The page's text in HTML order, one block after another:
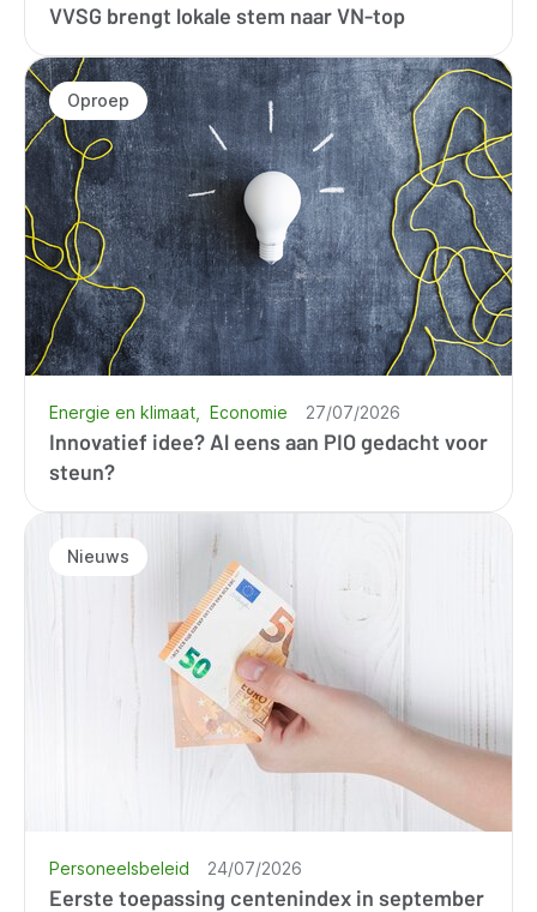
VVSG brengt lokale stem naar VN-top
Oproep
Innovatief idee? Al eens aan PIO gedacht voor
steun?
Energie en klimaat Economie 27/07/2026
Nieuws
Eerste toepassing centenindex in september
Personeelsbeleid 24/07/2026